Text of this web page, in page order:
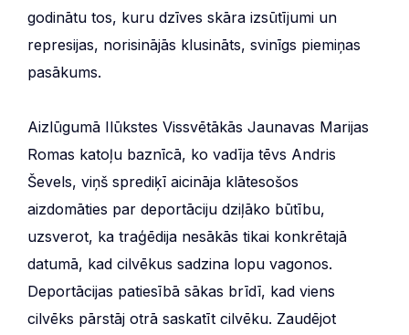
godinātu tos, kuru dzīves skāra izsūtījumi un
represijas, norisinājās klusināts, svinīgs piemiņas
pasākums.
Aizlūgumā Ilūkstes Vissvētākās Jaunavas Marijas
Romas katoļu baznīcā, ko vadīja tēvs Andris
Ševels, viņš sprediķī aicināja klātesošos
aizdomāties par deportāciju dziļāko būtību,
uzsverot, ka traģēdija nesākās tikai konkrētajā
datumā, kad cilvēkus sadzina lopu vagonos.
Deportācijas patiesībā sākas brīdī, kad viens
cilvēks pārstāj otrā saskatīt cilvēku. Zaudējot